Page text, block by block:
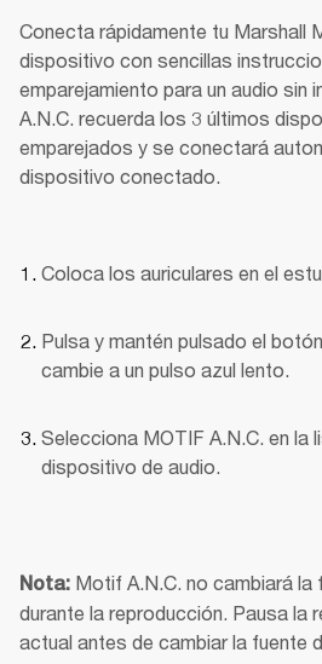
Conecta rápidamente tu Marshall
dispositivo con sencillas
emparejamiento para un audio sin
A.N.C. recuerda los 3 últimos
emparejados y se conectará
dispositivo conectado.
Coloca los auriculares en el
Pulsa y mantén pulsado el
cambie a un pulso azul lento.
Selecciona MOTIF A.N.C. en la
dispositivo de audio.
Nota: Motif A.N.C. no cambiará la
durante la reproducción. Pausa la
actual antes de cambiar la fuente